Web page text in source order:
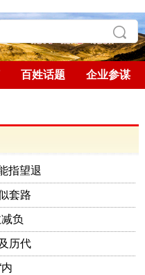
百姓话题 企业参谋
指望退
套路
负
历代